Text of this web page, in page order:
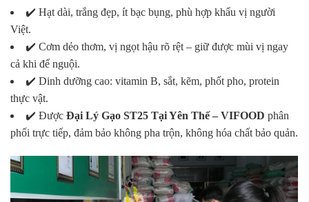
✔️ Hạt dài, trắng đẹp, ít bạc bụng, phù hợp khẩu vị người
Việt.
✔️ Cơm dẻo thơm, vị ngọt hậu rõ rệt – giữ được mùi vị ngay
cả khi để nguội.
✔️ Dinh dưỡng cao: vitamin B, sắt, kẽm, phốt pho, protein
thực vật.
✔️ Được Đại Lý Gạo ST25 Tại Yên Thế – VIFOOD phân
phối trực tiếp, đảm bảo không pha trộn, không hóa chất bảo quản.